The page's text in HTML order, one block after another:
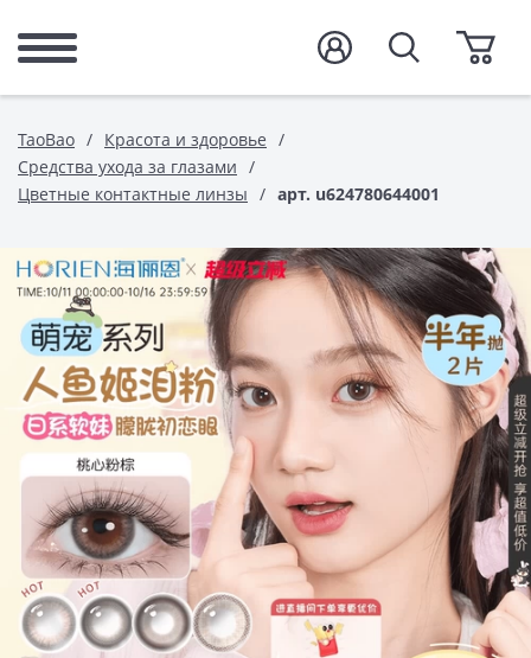
TaoBao
Красота и здоровье
Средства ухода за глазами
Цветные контактные линзы
арт. u624780644001